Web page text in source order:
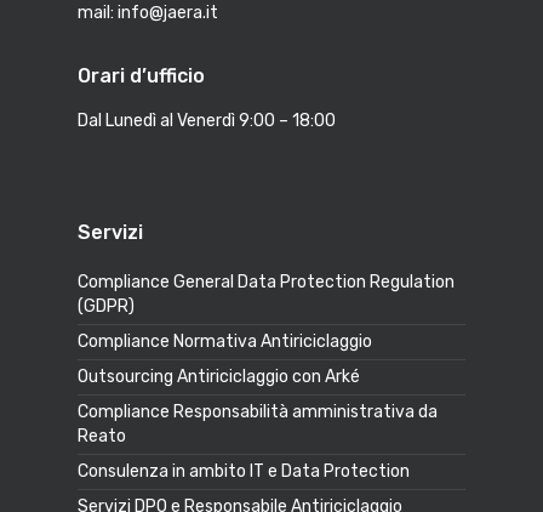
mail: info@jaera.it
Orari d’ufficio
Dal Lunedì al Venerdì 9:00 – 18:00
Servizi
Compliance General Data Protection Regulation
(GDPR)
Compliance Normativa Antiriciclaggio
Outsourcing Antiriciclaggio con Arké
Compliance Responsabilità amministrativa da
Reato
Consulenza in ambito IT e Data Protection
Servizi DPO e Responsabile Antiriciclaggio